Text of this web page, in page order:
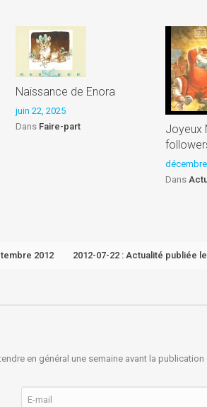
Naissance de Enora
juin 22, 2025
Dans Faire-part
Joyeux
Dans
2012 2012-07-22 : Actualité publiée
en général une semaine avant la